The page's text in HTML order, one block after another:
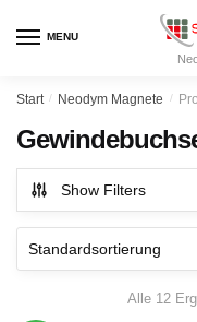
MENU
Start / Neodym Magnete /
Show Filters
Alle 12